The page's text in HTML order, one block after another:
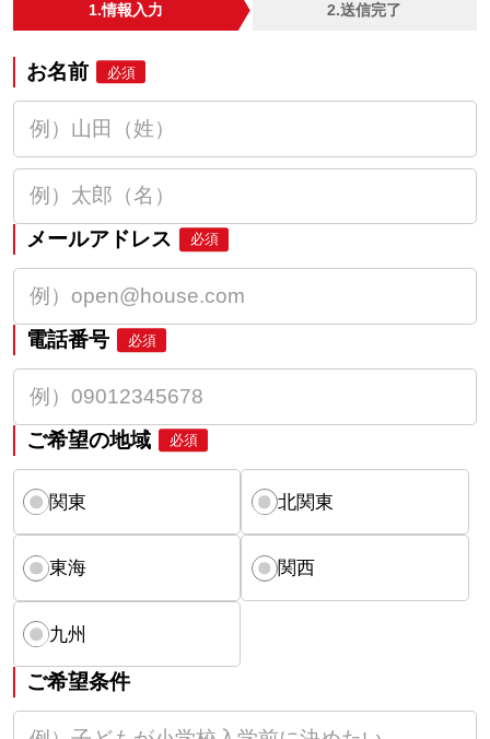
1.情報入力 2.送信完了
お名前 必須
メールアドレス 必須
電話番号 必須
ご希望の地域 必須
関東 北関東
東海 関西
九州
ご希望条件